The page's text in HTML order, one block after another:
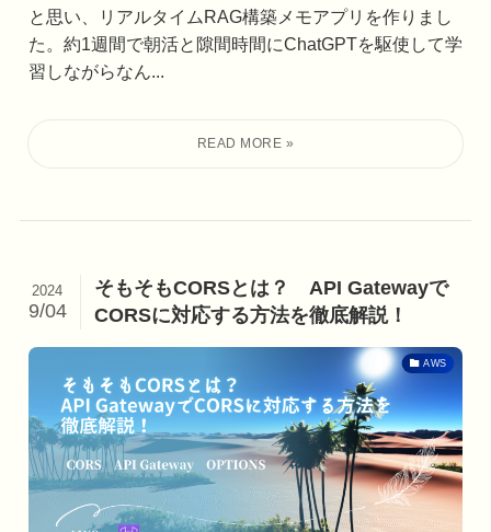
と思い、リアルタイムRAG構築メモアプリを作りまし
た。約1週間で朝活と隙間時間にChatGPTを駆使して学
習しながらなん...
そもそもCORSとは？ API Gatewayで
CORSに対応する方法を徹底解説！
2024
9/04
AWS